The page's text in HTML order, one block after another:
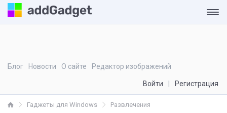
Блог Новости О сайте Редактор изображений
Войти Регистрация
Гаджеты для Windows Развлечения